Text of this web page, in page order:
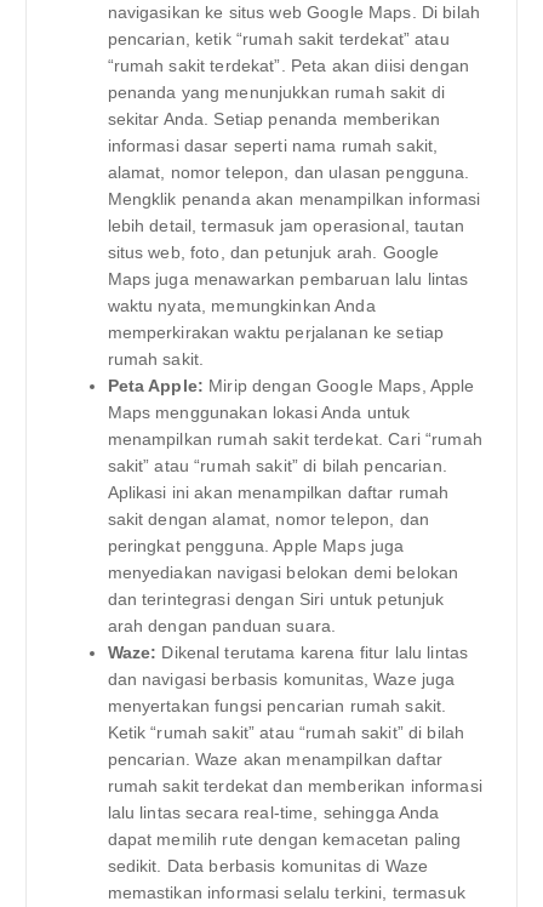
navigasikan ke situs web Google Maps. Di bilah
pencarian, ketik “rumah sakit terdekat” atau
“rumah sakit terdekat”. Peta akan diisi dengan
penanda yang menunjukkan rumah sakit di
sekitar Anda. Setiap penanda memberikan
informasi dasar seperti nama rumah sakit,
alamat, nomor telepon, dan ulasan pengguna.
Mengklik penanda akan menampilkan informasi
lebih detail, termasuk jam operasional, tautan
situs web, foto, dan petunjuk arah. Google
Maps juga menawarkan pembaruan lalu lintas
waktu nyata, memungkinkan Anda
memperkirakan waktu perjalanan ke setiap
rumah sakit.
Peta Apple: Mirip dengan Google Maps, Apple
Maps menggunakan lokasi Anda untuk
menampilkan rumah sakit terdekat. Cari “rumah
sakit” atau “rumah sakit” di bilah pencarian.
Aplikasi ini akan menampilkan daftar rumah
sakit dengan alamat, nomor telepon, dan
peringkat pengguna. Apple Maps juga
menyediakan navigasi belokan demi belokan
dan terintegrasi dengan Siri untuk petunjuk
arah dengan panduan suara.
Waze: Dikenal terutama karena fitur lalu lintas
dan navigasi berbasis komunitas, Waze juga
menyertakan fungsi pencarian rumah sakit.
Ketik “rumah sakit” atau “rumah sakit” di bilah
pencarian. Waze akan menampilkan daftar
rumah sakit terdekat dan memberikan informasi
lalu lintas secara real-time, sehingga Anda
dapat memilih rute dengan kemacetan paling
sedikit. Data berbasis komunitas di Waze
memastikan informasi selalu terkini, termasuk